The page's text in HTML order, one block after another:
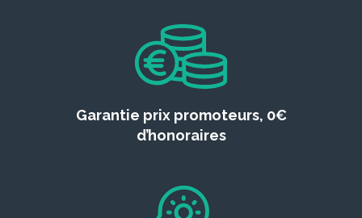
Garantie prix promoteurs, 0€
d’honoraires